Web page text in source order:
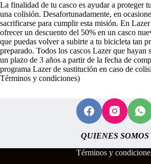
La finalidad de tu casco es ayudar a proteger
una colisión. Desafortunadamente, en
sacrificarse para cumplir esta misión. En Lazer
ofrecer un descuento del 50% en un casco
que puedas volver a subirte a tu bicicleta tan
preparado. Todos los cascos Lazer que hayan
un plazo de 3 años a partir de la fecha de
programa Lazer de sustitución en caso de
Términos y condiciones)
QUIENES SOMOS
Términos y